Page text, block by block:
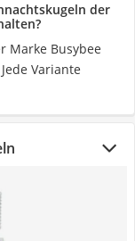
der
Marke Busybee
Variante